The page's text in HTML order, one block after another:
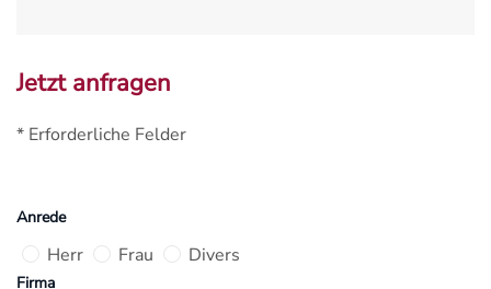
Jetzt anfragen
* Erforderliche Felder
Anrede
Herr Frau Divers
Firma